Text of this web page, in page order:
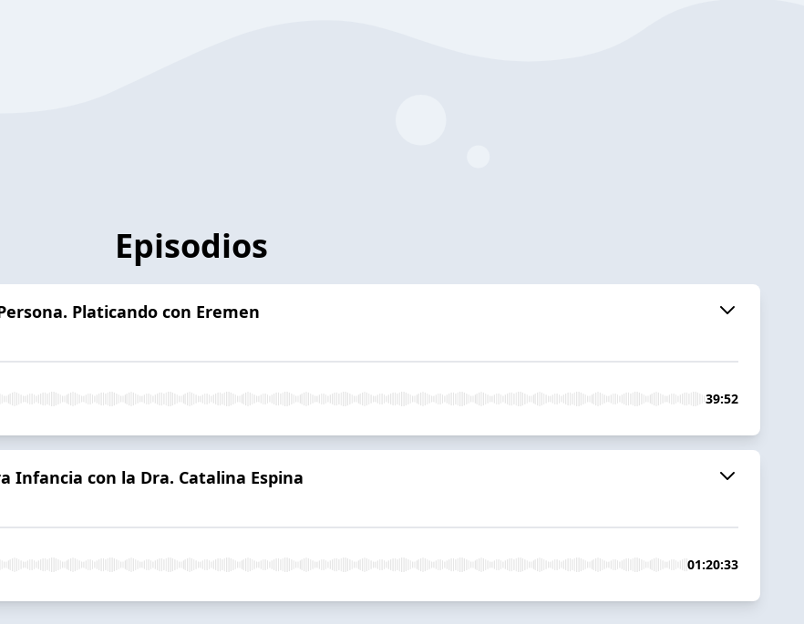
Episodios
Platicando con Eremen
39:52
Infancia con la Dra. Catalina Espina
01:20:33